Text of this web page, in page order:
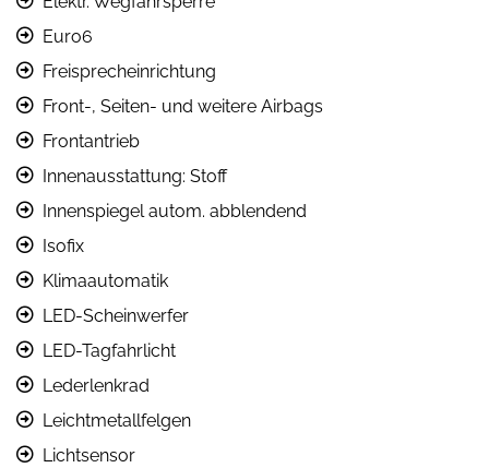
Euro6
Freisprecheinrichtung
Front-, Seiten- und weitere Airbags
Frontantrieb
Innenausstattung: Stoff
Innenspiegel autom. abblendend
Isofix
Klimaautomatik
LED-Scheinwerfer
LED-Tagfahrlicht
Lederlenkrad
Leichtmetallfelgen
Lichtsensor